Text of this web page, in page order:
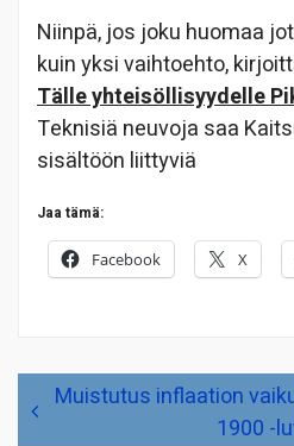
Niinpä, jos joku huomaa
kuin yksi vaihtoehto,
Tälle yhteisöllisyydelle
Teknisiä neuvoja saa
sisältöön liittyviä
Jaa tämä:
Facebook X
Artikkelien
selausMuistutus inflaation
1900 -